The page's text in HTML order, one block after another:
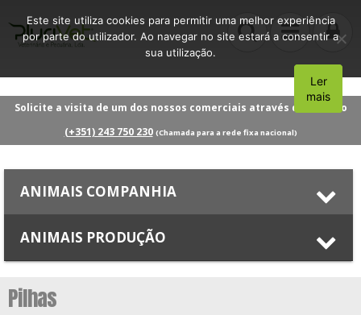
Solicite a visita de um dos nossos comerciais através do número
(+351) 243 750 230 (Chamada para a rede fixa nacional)
ANIMAIS COMPANHIA
ANIMAIS PRODUÇÃO
Pilhas
Este site utiliza cookies para permitir uma melhor experiência
por parte do utilizador. Ao navegar no site estará a consentir a
sua utilização.
Aceito
Ler
mais